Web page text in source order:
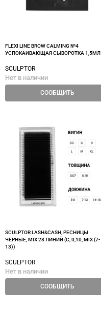
FLEXI LINE BROW CALMING №4
УСПОКАИВАЮЩАЯ СЫВОРОТКА 1,5МЛ
SCULPTOR
Нет в наличии
СООБЩИТЬ
SCULPTOR LASH&CASH, РЕСНИЦЫ
ЧЕРНЫЕ, MIX 28 ЛИНИЙ (C, 0,10, MIX (7-
13))
SCULPTOR
Нет в наличии
СООБЩИТЬ